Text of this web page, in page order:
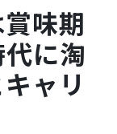
味期
に淘
ャリ